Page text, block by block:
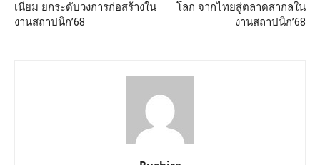
เนียม ยกระดับวงการก่อสร้างใน
งานสถาปนิก’68
โลก จากไทยสู่ตลาดสากลใน
งานสถาปนิก’68